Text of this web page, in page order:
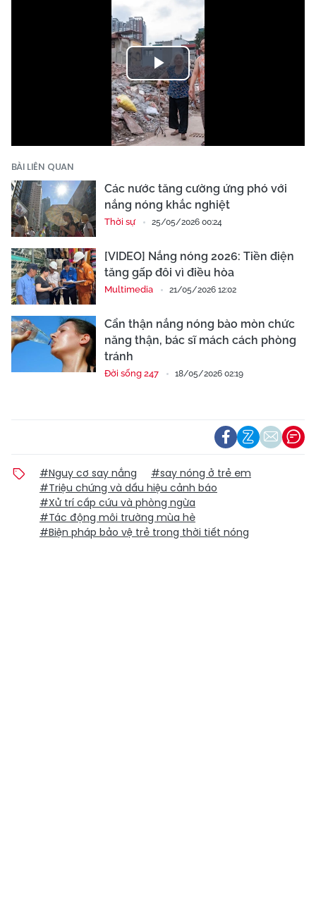
Play
Video
BÀI LIÊN QUAN
Các nước tăng cường ứng phó với
nắng nóng khắc nghiệt
Thời sự 25/05/2026 00:24
[VIDEO] Nắng nóng 2026: Tiền điện
tăng gấp đôi vì điều hòa
Multimedia 21/05/2026 12:02
Cẩn thận nắng nóng bào mòn chức
năng thận, bác sĩ mách cách phòng
tránh
Đời sống 247 18/05/2026 02:19
#Nguy cơ say nắng
#say nóng ở trẻ em
#Triệu chứng và dấu hiệu cảnh báo
#Xử trí cấp cứu và phòng ngừa
#Tác động môi trường mùa hè
#Biện pháp bảo vệ trẻ trong thời tiết nóng